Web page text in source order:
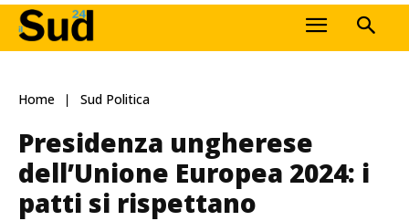
Home Sud Politica
Presidenza ungherese
dell’Unione Europea 2024: i
patti si rispettano